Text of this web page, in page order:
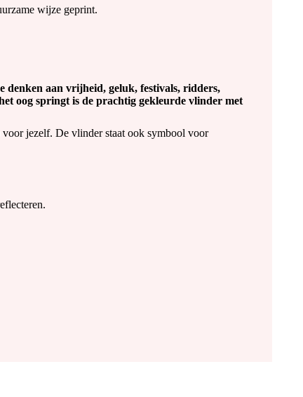
wijze geprint.
denken aan vrijheid, geluk, festivals, ridders,
oog springt is de prachtig gekleurde vlinder met
voor jezelf. De vlinder staat ook symbool voor